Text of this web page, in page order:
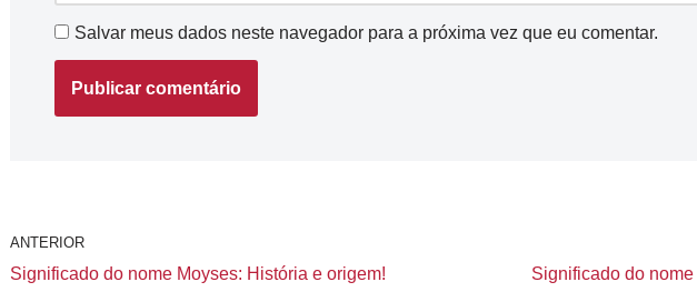
Salvar meus dados neste navegador para a próxima vez que eu comentar.
ANTERIOR
Significado do nome Moyses: História e origem! Significado do